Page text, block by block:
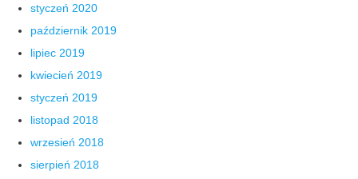
styczeń 2020
październik 2019
lipiec 2019
kwiecień 2019
styczeń 2019
listopad 2018
wrzesień 2018
sierpień 2018